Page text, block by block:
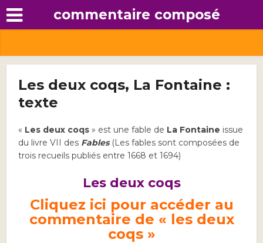
commentaire composé
Les deux coqs, La Fontaine :
texte
« Les deux coqs » est une fable de La Fontaine issue
du livre VII des Fables(Les fables sont composées de
trois recueils publiés entre 1668 et 1694)
Les deux coqs
Cliquez ici pour accéder au
commentaire de « les deux
coqs »